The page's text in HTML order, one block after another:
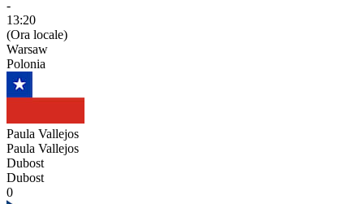
-
13:20
(Ora locale)
Warsaw
Polonia
Paula Vallejos
Paula Vallejos
Dubost
Dubost
0